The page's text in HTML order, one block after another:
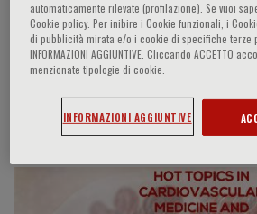
Athanasios Benetos
Partecipazioni del
automaticamente rilevate (profilazione). Se vuoi
Cookie policy. Per inibire i Cookie funzionali, i
di pubblicità mirata e/o i cookie di specifiche terze
INFORMAZIONI AGGIUNTIVE. Cliccando ACCETTO
menzionate tipologie di cookie.
INFORMAZIONI AGGIUNTIVE